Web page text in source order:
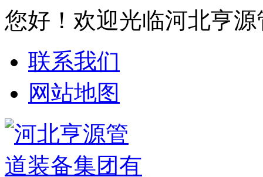
您好！欢迎光临河北亨
联系我们
网站地图